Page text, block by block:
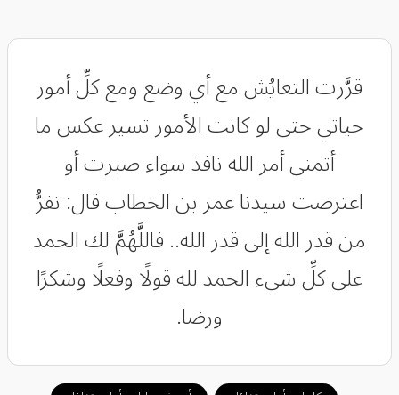
قرَّرت التعايُش مع أي وضع ومع كلِّ أمور
حياتي حتى لو كانت الأمور تسير عكس ما
أتمنى أمر الله نافذ سواء صبرت أو
اعترضت سيدنا عمر بن الخطاب قال: نفرُّ
من قدر الله إلى قدر الله.. فاللَّهُمَّ لك الحمد
على كلِّ شيء الحمد لله قولًا وفعلًا وشكرًا
ورضا.